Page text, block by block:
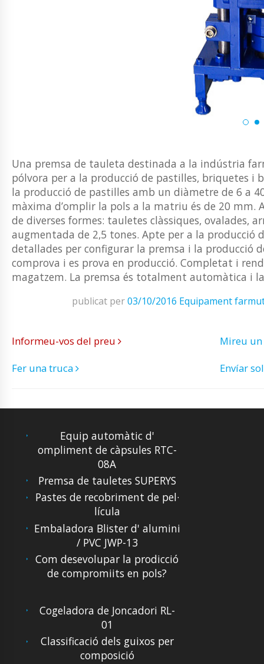
Una premsa de tauleta destinada a la indústria
pólvora per a la producció de pastilles, briquetes
la producció de pastilles amb un diàmetre de 6 a
màxima d’omplir la pols a la matriu és de 20
de diverses formes: tauletes clàssiques, ovalades,
augmentada de 2,5 tones. Apte per a la
detallades per configurar la premsa i la producció
comprova i es prova en producció. Completat i
magatzem. La premsa és totalment automàtica i
publicat per03/10/2016 Equipament
Informeu-vos del preu
Mireu
Fer una truca
Envíar
Equip automàtic d'
ompliment de càpsules RTC-
08A
Premsa de tauletes SUPERYS
Pastes de recobriment de pel·
lícula
Embaladora Blister d' alumini
/ PVC JWP-13
Com desevolupar la prodicció
de compromiits en pols?
Cogeladora de Joncadori RL-
01
Classificació dels guixos per
composició